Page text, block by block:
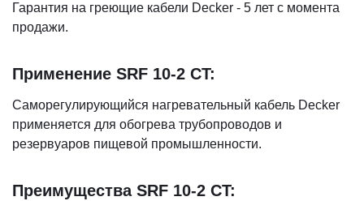
Гарантия на греющие кабели Decker - 5 лет с момента
продажи.
Применение SRF 10-2 CT:
Саморегулирующийся нагревательный кабель Decker
применяется для обогрева трубопроводов и
резервуаров пищевой промышленности.
Преимущества SRF 10-2 CT: